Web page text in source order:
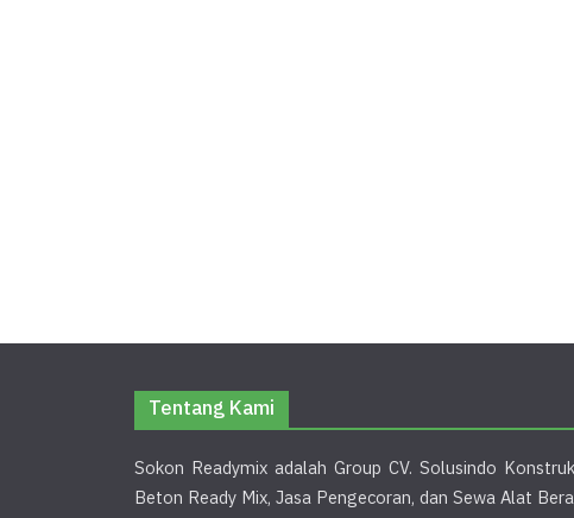
Tentang Kami
Sokon Readymix adalah Group CV. Solusindo
Beton Ready Mix, Jasa Pengecoran, dan Sewa Alat